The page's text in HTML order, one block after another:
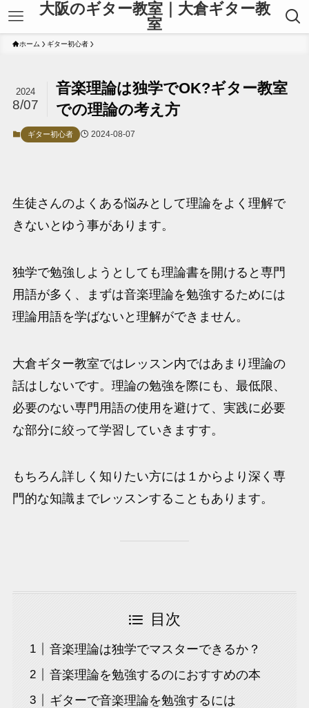
大阪のギター教室｜大倉ギター教
室
ホーム ギター初心者
音楽理論は独学でOK?ギター教室
での理論の考え方
2024
8/07
ギター初心者 2024-08-07
生徒さんのよくある悩みとして理論をよく理解で
きないとゆう事があります。
独学で勉強しようとしても理論書を開けると専門
用語が多く、まずは音楽理論を勉強するためには
理論用語を学ばないと理解ができません。
大倉ギター教室ではレッスン内ではあまり理論の
話はしないです。理論の勉強を際にも、最低限、
必要のない専門用語の使用を避けて、実践に必要
な部分に絞って学習していきますす。
もちろん詳しく知りたい方には１からより深く専
門的な知識までレッスンすることもあります。
目次
音楽理論は独学でマスターできるか？
音楽理論を勉強するのにおすすめの本
ギターで音楽理論を勉強するには